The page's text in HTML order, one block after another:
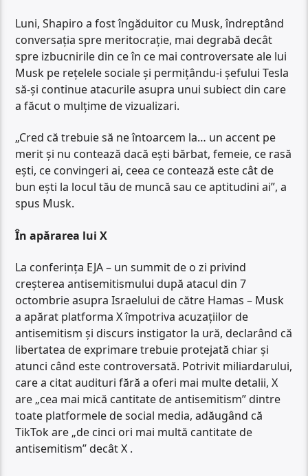
Luni, Shapiro a fost îngăduitor cu Musk, îndreptând
conversația spre meritocrație, mai degrabă decât
spre izbucnirile din ce în ce mai controversate ale lui
Musk pe rețelele sociale și permițându-i șefului Tesla
să-și continue atacurile asupra unui subiect din care
a făcut o mulțime de vizualizari.
„Cred că trebuie să ne întoarcem la… un accent pe
merit și nu contează dacă ești bărbat, femeie, ce rasă
ești, ce convingeri ai, ceea ce contează este cât de
bun ești la locul tău de muncă sau ce aptitudini ai”, a
spus Musk.
În apărarea lui X
La conferința EJA – un summit de o zi privind
creșterea antisemitismului după atacul din 7
octombrie asupra Israelului de către Hamas – Musk
a apărat platforma X împotriva acuzațiilor de
antisemitism și discurs instigator la ură, declarând că
libertatea de exprimare trebuie protejată chiar și
atunci când este controversată. Potrivit miliardarului,
care a citat audituri fără a oferi mai multe detalii, X
are „cea mai mică cantitate de antisemitism” dintre
toate platformele de social media, adăugând că
TikTok are „de cinci ori mai multă cantitate de
antisemitism” decât X .